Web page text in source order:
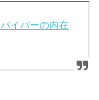
イバーの内在